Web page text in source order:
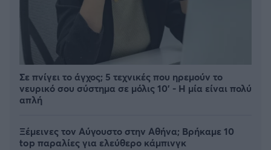
Σε πνίγει το άγχος; 5 τεχνικές που ηρεμούν το
νευρικό σου σύστημα σε μόλις 10' - Η μία είναι πολύ
απλή
Ξέμεινες τον Αύγουστο στην Αθήνα; Βρήκαμε 10
top παραλίες για ελεύθερο κάμπινγκ